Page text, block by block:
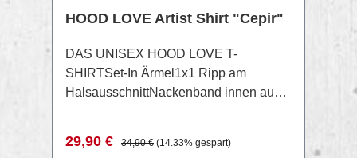
HOOD LOVE Artist Shirt "Cepir"
DAS UNISEX HOOD LOVE T-
SHIRTSet-In Ärmel1x1 Ripp am
HalsausschnittNackenband innen aus
SaumLocker gestrickter
Verkaufspreis:
29,90 € Regulärer Preis:
34,90 € (14.33% gespart)